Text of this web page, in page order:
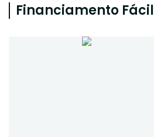
Financiamento Fácil